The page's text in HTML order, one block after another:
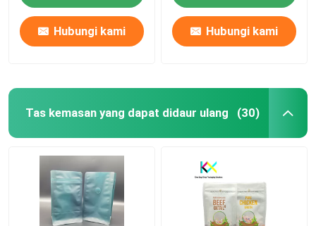
Hubungi kami Hubungi kami
Tas kemasan yang dapat didaur ulang (30)